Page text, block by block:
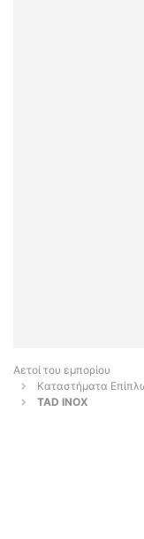
Αετοί του εμπορίου
Καταστήματα
TAD INOX